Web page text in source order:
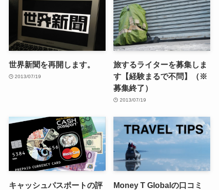
世界新聞を再開します。
2013/07/19
旅するライターを募集しま
す【経験まるで不問】（※
募集終了）
2013/07/19
キャッシュパスポートの評
Money T Globalの口コミ